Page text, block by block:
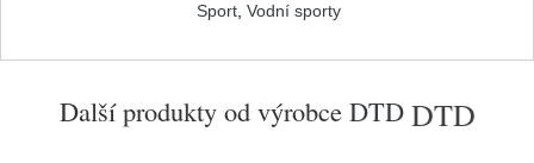
Sport, Vodní sporty
Další produkty od výrobce DTD DTD